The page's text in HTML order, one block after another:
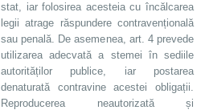
stat, iar folosirea acesteia cu încălcarea
legii atrage răspundere contravențională
sau penală. De asemenea, art. 4 prevede
utilizarea adecvată a stemei în sediile
autorităților publice, iar postarea
denaturată contravine acestei obligații.
Reproducerea neautorizată și